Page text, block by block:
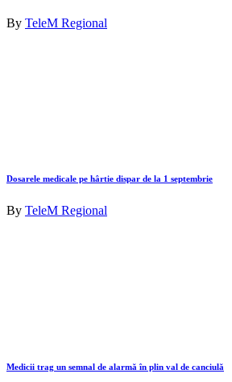
By TeleM Regional
Dosarele medicale pe hârtie dispar de la 1 septembrie
By TeleM Regional
Medicii trag un semnal de alarmă în plin val de canciulă